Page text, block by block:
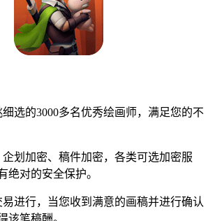
的3000多名优秀绘画师，满足您的不
加密、稿件加密，各类可选加密服
绝对的安全保护。
行，当您收到满意的画稿并进行确认